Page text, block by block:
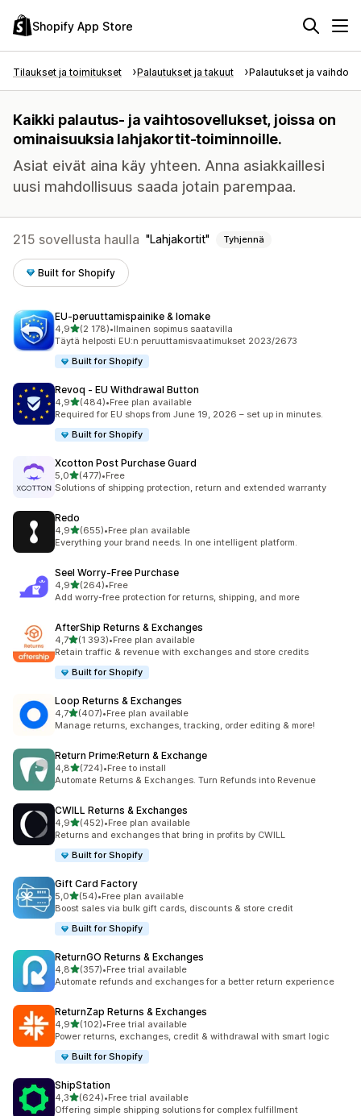
Shopify App Store
Tilaukset ja toimitukset Palautukset ja takuut Palautukset ja vaihdot
Kaikki palautus- ja vaihtosovellukset, joissa on
ominaisuuksia lahjakortit-toiminnoille.
Asiat eivät aina käy yhteen. Anna asiakkaillesi
uusi mahdollisuus saada jotain parempaa.
215 sovellusta haulla Lahjakortit Tyhjennä
Built for Shopify
EU‑peruuttamispainike & lomake
4,9/ 5 tähteä
(2 178)
2178 arvostelua yhteensä
•Ilmainen sopimus saatavilla
Täytä helposti EU:n peruuttamisvaatimukset 2023/2673
Built for Shopify
Revoq ‑ EU Withdrawal Button
4,9/ 5 tähteä
(484)
484 arvostelua yhteensä
•Free plan available
Required for EU shops from June 19, 2026 – set up in minutes.
Built for Shopify
Xcotton Post Purchase Guard
5,0/ 5 tähteä
(477)
477 arvostelua yhteensä
•Free
Solutions of shipping protection, return and extended warranty
Redo
4,9/ 5 tähteä
(655)
655 arvostelua yhteensä
•Free plan available
Everything your brand needs. In one intelligent platform.
Seel Worry‑Free Purchase
4,9/ 5 tähteä
(264)
264 arvostelua yhteensä
•Free
Add worry-free protection for returns, shipping, and more
AfterShip Returns & Exchanges
4,7/ 5 tähteä
(1 393)
1393 arvostelua yhteensä
•Free plan available
Retain traffic & revenue with exchanges and store credits
Built for Shopify
Loop Returns & Exchanges
4,7/ 5 tähteä
(407)
407 arvostelua yhteensä
•Free plan available
Manage returns, exchanges, tracking, order editing & more!
Return Prime:Return & Exchange
4,8/ 5 tähteä
(724)
724 arvostelua yhteensä
•Free to install
Automate Returns & Exchanges. Turn Refunds into Revenue
CWILL Returns & Exchanges
4,9/ 5 tähteä
(452)
452 arvostelua yhteensä
•Free plan available
Returns and exchanges that bring in profits by CWILL
Built for Shopify
Gift Card Factory
5,0/ 5 tähteä
(54)
54 arvostelua yhteensä
•Free plan available
Boost sales via bulk gift cards, discounts & store credit
Built for Shopify
ReturnGO Returns & Exchanges
4,8/ 5 tähteä
(357)
357 arvostelua yhteensä
•Free trial available
Automate refunds and exchanges for a better return experience
ReturnZap Returns & Exchanges
4,9/ 5 tähteä
(102)
102 arvostelua yhteensä
•Free trial available
Power returns, exchanges, credit & withdrawal with smart logic
Built for Shopify
ShipStation
4,3/ 5 tähteä
(624)
624 arvostelua yhteensä
•Free trial available
Offering simple shipping solutions for complex fulfillment